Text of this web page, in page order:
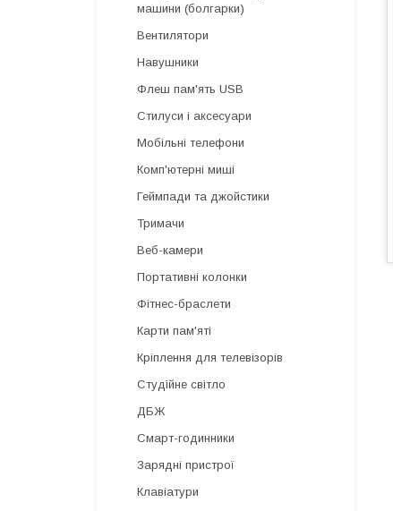
машини (болгарки)
Вентилятори
Навушники
Флеш пам'ять USB
Стилуси і аксесуари
Мобільні телефони
Комп'ютерні миші
Геймпади та джойстики
Тримачи
Веб-камери
Портативні колонки
Фітнес-браслети
Карти пам'яті
Кріплення для телевізорів
Студійне світло
ДБЖ
Смарт-годинники
Зарядні пристрої
Клавіатури